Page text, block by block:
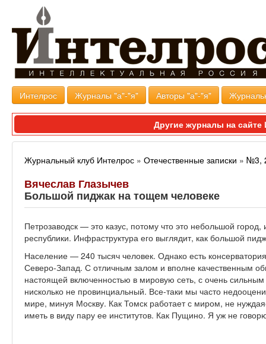
Интелрос Журналы "а"-"я" Авторы "а"-"я"
Другие журналы на
Журнальный клуб Интелрос » Отечественные записки » №3,
Вячеслав Глазычев
Большой пиджак на тощем человеке
Петрозаводск — это казус, потому что это небольшой
республики. Инфра­структура его выглядит, как большой
Население — 240 тысяч человек. Однако есть
Северо-Запад. С отличным залом и вполне качественным
настоящей включенно­стью в мировую сеть, с очень
нисколько не провинциальный. Все-таки мы часто
мире, минуя Москву. Как Томск работает с миром, не
иметь в виду пару ее институтов. Как Пущино. Я уж не